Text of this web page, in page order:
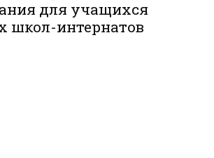
для учащихся
школ-интернатов